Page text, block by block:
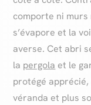
comporte ni murs
s’évapore et la
averse. Cet abri
la pergola et le
protégé
véranda et plus